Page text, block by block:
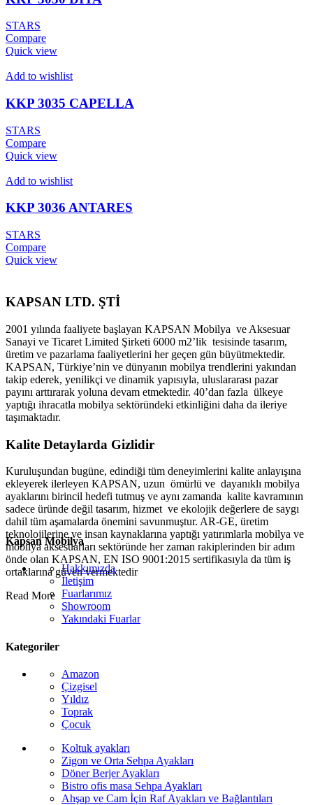
STARS
Compare
Quick view
Add to wishlist
KKP 3035 CAPELLA
STARS
Compare
Quick view
Add to wishlist
KKP 3036 ANTARES
STARS
Compare
Quick view
KAPSAN LTD. ŞTİ
2001 yılında faaliyete başlayan KAPSAN Mobilya ve Aksesuar
Sanayi ve Ticaret Limited Şirketi 6000 m2’lik tesisinde tasarım,
üretim ve pazarlama faaliyetlerini her geçen gün büyütmektedir.
KAPSAN, Türkiye’nin ve dünyanın mobilya trendlerini yakından
takip ederek, yenilikçi ve dinamik yapısıyla, uluslararası pazar
payını arttırarak yoluna devam etmektedir. 40’dan fazla ülkeye
yaptığı ihracatla mobilya sektöründeki etkinliğini daha da ileriye
taşımaktadır.
Kalite Detaylarda Gizlidir
Kuruluşundan bugüne, edindiği tüm deneyimlerini kalite anlayışına
ekleyerek ilerleyen KAPSAN, uzun ömürlü ve dayanıklı mobilya
ayaklarını birincil hedefi tutmuş ve aynı zamanda kalite kavramının
sadece üründe değil tasarım, hizmet ve ekolojik değerlere de saygı
dahil tüm aşamalarda önemini savunmuştur. AR-GE, üretim
teknolojilerine ve insan kaynaklarına yaptığı yatırımlarla mobilya ve
mobilya aksesuarları sektöründe her zaman rakiplerinden bir adım
önde olan KAPSAN, EN ISO 9001:2015 sertifikasıyla da tüm iş
ortaklarına güven vermektedir
Read More
Kapsan Mobilya
Hakkımızda
İletişim
Fuarlarımız
Showroom
Yakındaki Fuarlar
Kategoriler
Amazon
Çizgisel
Yıldız
Toprak
Çocuk
Koltuk ayakları
Zigon ve Orta Sehpa Ayakları
Döner Berjer Ayakları
Bistro ofis masa Sehpa Ayakları
Ahşap ve Cam İçin Raf Ayakları ve Bağlantıları